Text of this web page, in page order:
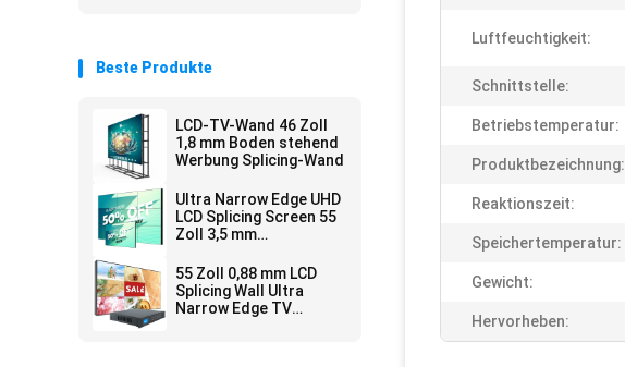
Beste Produkte
LCD-TV-Wand 46 Zoll
1,8 mm Boden stehend
Werbung Splicing-Wand
Ultra Narrow Edge UHD
LCD Splicing Screen 55
Zoll 3,5 mm
55 Zoll 0,88 mm LCD
Splicing Wall Ultra
Narrow Edge TV
Luftfeuchtigkeit:
Schnittstelle:
Betriebstemperatur:
Produktbezeichnung:
Reaktionszeit:
Speichertemperatur:
Gewicht:
Hervorheben: